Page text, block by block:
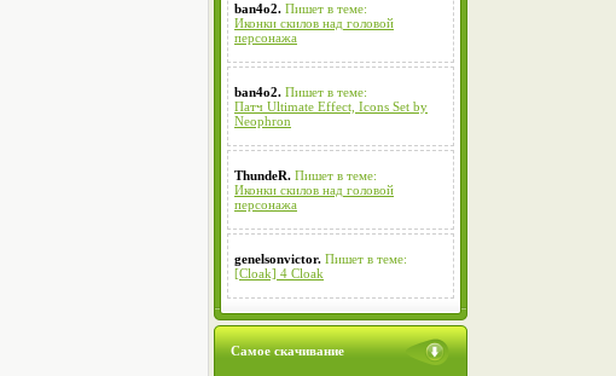
ban4o2. Пишет в теме:
Иконки скилов над головой
персонажа
ban4o2. Пишет в теме:
Патч Ultimate Effect, Icons Set by
Neophron
ThundeR. Пишет в теме:
Иконки скилов над головой
персонажа
genelsonvictor. Пишет в теме:
[Cloak] 4 Cloak
Самое скачивание